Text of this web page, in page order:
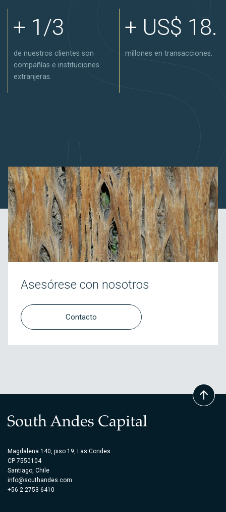
+ 1/3
de nuestros clientes son
compañías e instituciones
extranjeras.
+ US$
millones en transacciones.
Asesórese con nosotros
Contacto
Magdalena 140, piso 19, Las Condes
CP 7550104
Santiago, Chile
info@southandes.com
+56 2 2753 6410